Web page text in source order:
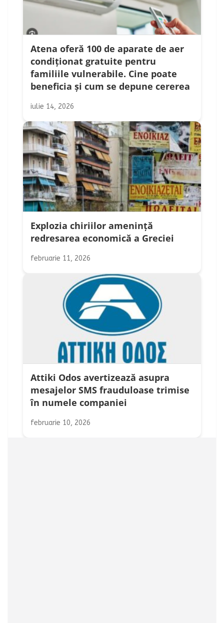
Atena oferă 100 de aparate de aer
condiționat gratuite pentru
familiile vulnerabile. Cine poate
beneficia și cum se depune cererea
iulie 14, 2026
Explozia chiriilor amenință
redresarea economică a Greciei
februarie 11, 2026
Attiki Odos avertizează asupra
mesajelor SMS frauduloase trimise
în numele companiei
februarie 10, 2026